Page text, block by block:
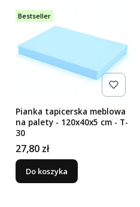
Bestseller
Pianka tapicerska meblowa
na palety - 120x40x5 cm - T-
30
Cena
27,80 zł
Do koszyka